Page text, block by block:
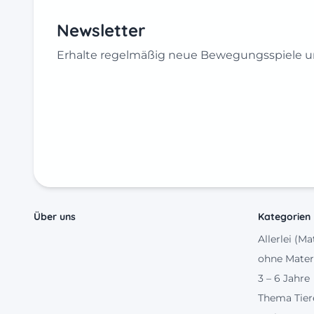
Newsletter
Erhalte regelmäßig neue Bewegungsspiele
Über uns
Kategorien
Allerlei
ohne
3 – 6 Jahre
Thema